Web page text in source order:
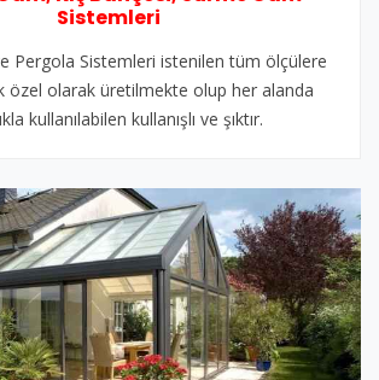
Sistemleri
Pergola Sistemleri istenilen tüm ölçülere
özel olarak üretilmekte olup her alanda
kullanılabilen kullanışlı ve şıktır.